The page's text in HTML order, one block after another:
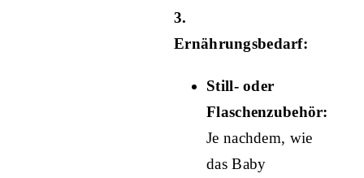
3.
Ernährungsbedarf:
Still- oder
Flaschenzubehör:
Je nachdem, wie
das Baby